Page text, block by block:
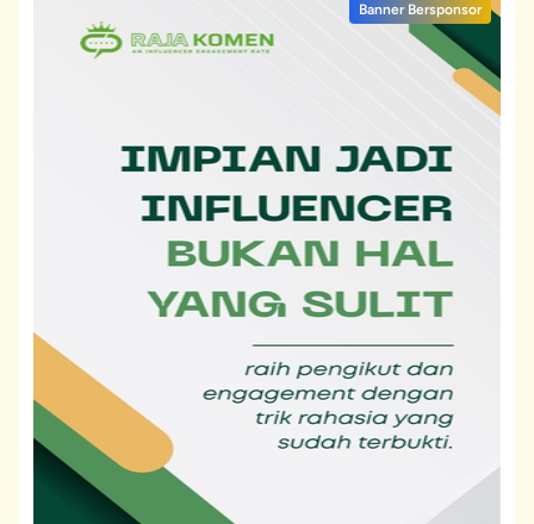
Banner Bersponsor